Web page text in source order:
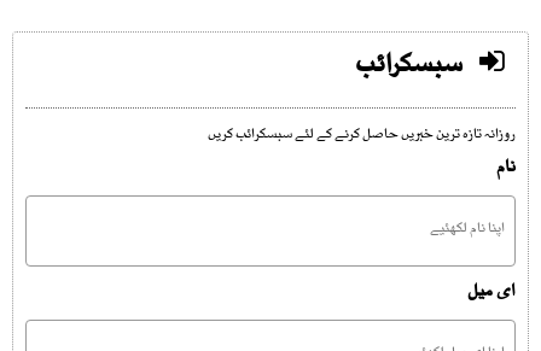
سبسکرائب
روزانہ تازہ ترین خبریں حاصل کرنے کے لئے سبسکرائب کریں
نام
ای میل